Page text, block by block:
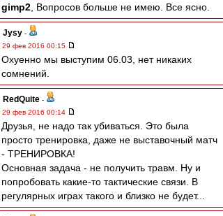
gimp2 , Вопросов больше не имею. Все ясно.
Jysy -
29 фев 2016 00:15
Охуенно мы выступим 06.03, нет никаких
сомнений.
RedQuite -
29 фев 2016 00:14
Друзья, не надо так убиваться. Это была
просто тренировка, даже не выставочный матч
- ТРЕНИРОВКА!
Основная задача - не получить травм. Ну и
попробовать какие-то тактические связи. В
регулярных играх такого и близко не будет...